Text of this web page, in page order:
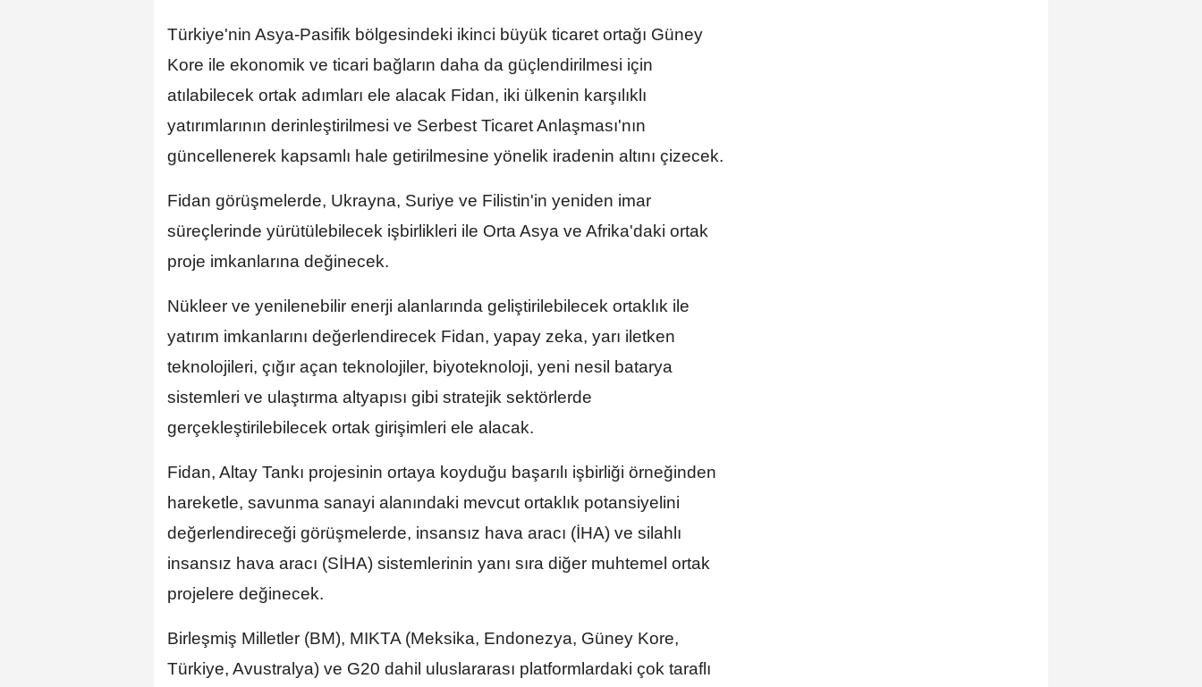
Türkiye'nin Asya-Pasifik bölgesindeki ikinci büyük ticaret ortağı Güney
Kore ile ekonomik ve ticari bağların daha da güçlendirilmesi için
atılabilecek ortak adımları ele alacak Fidan, iki ülkenin karşılıklı
yatırımlarının derinleştirilmesi ve Serbest Ticaret Anlaşması'nın
güncellenerek kapsamlı hale getirilmesine yönelik iradenin altını çizecek.
Fidan görüşmelerde, Ukrayna, Suriye ve Filistin'in yeniden imar
süreçlerinde yürütülebilecek işbirlikleri ile Orta Asya ve Afrika'daki ortak
proje imkanlarına değinecek.
Nükleer ve yenilenebilir enerji alanlarında geliştirilebilecek ortaklık ile
yatırım imkanlarını değerlendirecek Fidan, yapay zeka, yarı iletken
teknolojileri, çığır açan teknolojiler, biyoteknoloji, yeni nesil batarya
sistemleri ve ulaştırma altyapısı gibi stratejik sektörlerde
gerçekleştirilebilecek ortak girişimleri ele alacak.
Fidan, Altay Tankı projesinin ortaya koyduğu başarılı işbirliği örneğinden
hareketle, savunma sanayi alanındaki mevcut ortaklık potansiyelini
değerlendireceği görüşmelerde, insansız hava aracı (İHA) ve silahlı
insansız hava aracı (SİHA) sistemlerinin yanı sıra diğer muhtemel ortak
projelere değinecek.
Birleşmiş Milletler (BM), MIKTA (Meksika, Endonezya, Güney Kore,
Türkiye, Avustralya) ve G20 dahil uluslararası platformlardaki çok taraflı